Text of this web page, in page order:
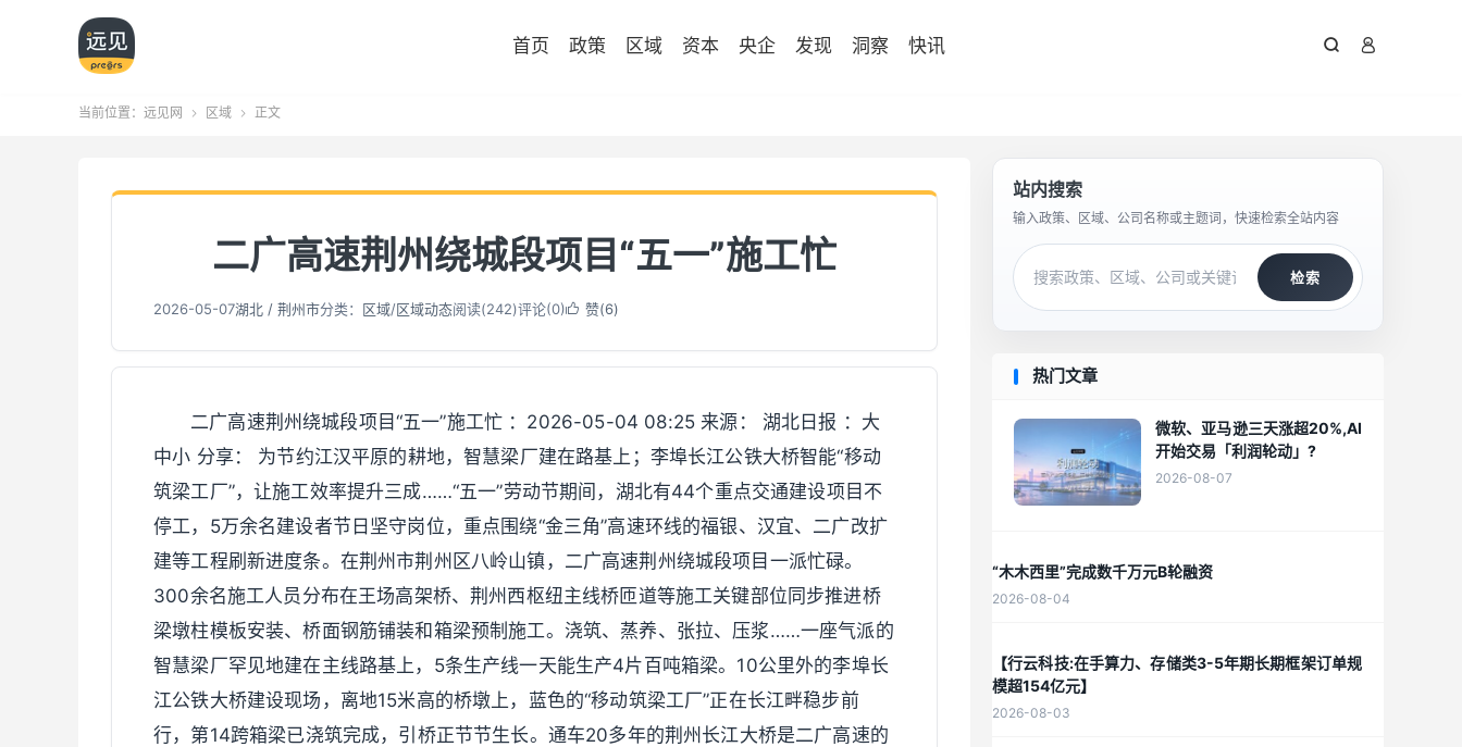
首页 政策 区域 资本 央企 发现 洞察 快讯  
当前位置： 远见网  区域  正文
二广高速荆州绕城段项目“五一”施工忙
2026-05-07湖北 / 荆州市分类： 区域/区域动态阅读(242)评论(0) 赞(6)
二广高速荆州绕城段项目“五一”施工忙 ：2026-05-04 08:25 来源： 湖北日报 ：大
中小 分享： 为节约江汉平原的耕地，智慧梁厂建在路基上；李埠长江公铁大桥智能“移动
筑梁工厂”，让施工效率提升三成……“五一”劳动节期间，湖北有44个重点交通建设项目不
停工，5万余名建设者节日坚守岗位，重点围绕“金三角”高速环线的福银、汉宜、二广改扩
建等工程刷新进度条。在荆州市荆州区八岭山镇，二广高速荆州绕城段项目一派忙碌。
300余名施工人员分布在王场高架桥、荆州西枢纽主线桥匝道等施工关键部位同步推进桥
梁墩柱模板安装、桥面钢筋铺装和箱梁预制施工。浇筑、蒸养、张拉、压浆……一座气派的
智慧梁厂罕见地建在主线路基上，5条生产线一天能生产4片百吨箱梁。10公里外的李埠长
江公铁大桥建设现场，离地15米高的桥墩上，蓝色的“移动筑梁工厂”正在长江畔稳步前
行，第14跨箱梁已浇筑完成，引桥正节节生长。通车20多年的荆州长江大桥是二广高速的
站内搜索
输入政策、区域、公司名称或主题词，快速检索全站内容
检索
热门文章
微软、亚马逊三天涨超20%,AI
开始交易「利润轮动」?
2026-08-07
“木木西里”完成数千万元B轮融资
2026-08-04
【行云科技:在手算力、存储类3-5年期长期框架订单规
模超154亿元】
2026-08-03